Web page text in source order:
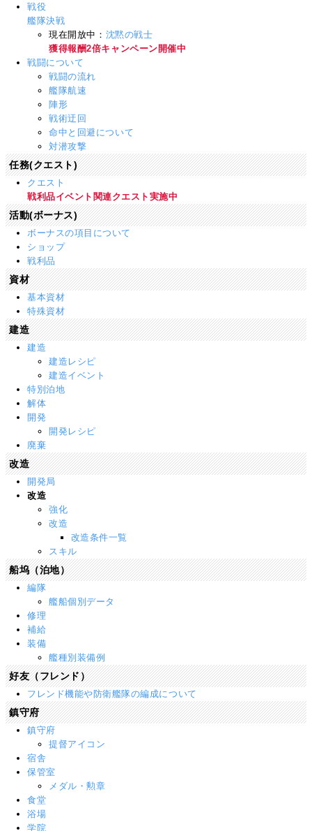
戦役
艦隊決戦
現在開放中： 沈黙の戦士
獲得報酬2倍キャンペーン開催中
戦闘について
戦闘の流れ
艦隊航速
陣形
戦術迂回
命中と回避について
対潜攻撃
任務(クエスト)
クエスト
戦利品イベント関連クエスト実施中
活動(ボーナス)
ボーナスの項目について
ショップ
戦利品
資材
基本資材
特殊資材
建造
建造
建造レシピ
建造イベント
特別泊地
解体
開発
開発レシピ
廃棄
改造
開発局
改造
強化
改造
改造条件一覧
スキル
船坞（泊地）
編隊
艦船個別データ
修理
補給
装備
艦種別装備例
好友（フレンド）
フレンド機能や防衛艦隊の編成について
鎮守府
鎮守府
提督アイコン
宿舎
保管室
メダル・勲章
食堂
浴場
学院